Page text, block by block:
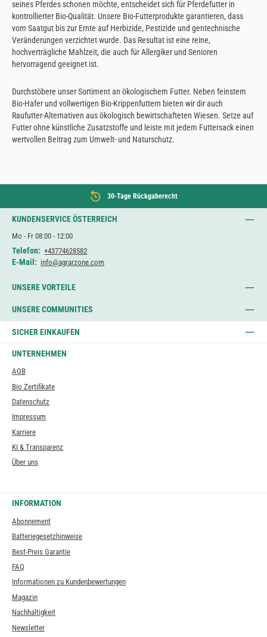
seines Pferdes schonen möchte, entscheidet sich für Pferdefutter in
kontrollierter Bio-Qualität. Unsere Bio-Futterprodukte garantieren, dass
vom Saatgut bis zur Ernte auf Herbizide, Pestizide und gentechnische
Veränderungen verzichtet wurde. Das Resultat ist eine reine,
hochverträgliche Mahlzeit, die auch für Allergiker und Senioren
hervorragend geeignet ist.
Durchstöbere unser Sortiment an ökologischem Futter. Neben feinstem
Bio-Hafer und vollwertigen Bio-Krippenfuttern bieten wir dir auch
Raufutter-Alternativen aus ökologisch bewirtschafteten Wiesen. Setze auf
Futter ohne künstliche Zusatzstoffe und leiste mit jedem Futtersack einen
wertvollen Beitrag zum Umwelt- und Naturschutz.
30-Tage Rückgaberecht
KUNDENSERVICE ÖSTERREICH
Mo - Fr 08:00 - 12:00
Telefon: +43774628582
E-Mail: info@agrarzone.com
UNSERE VORTEILE
UNSERE COMMUNITIES
SICHER EINKAUFEN
UNTERNEHMEN
AGB
Bio Zertifikate
Datenschutz
Impressum
Karriere
KI & Transparenz
Über uns
INFORMATION
Abonnement
Batteriegesetzhinweise
Best-Preis Garantie
FAQ
Informationen zu Kundenbewertungen
Magazin
Nachhaltigkeit
Newsletter